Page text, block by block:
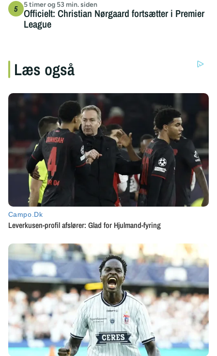
5 timer og 53 min. siden
Officielt: Christian Nørgaard fortsætter i Premier
League